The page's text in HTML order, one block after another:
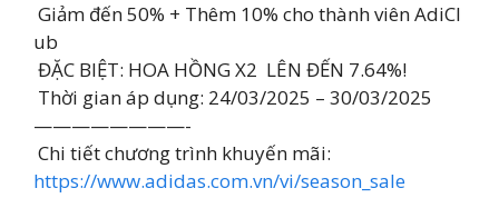
Giảm đến 50% + Thêm 10% cho thành viên AdiCl
ub
ĐẶC BIỆT: HOA HỒNG X2 LÊN ĐẾN 7.64%!
Thời gian áp dụng: 24/03/2025 – 30/03/2025
————————-
Chi tiết chương trình khuyến mãi:
https://www.adidas.com.vn/vi/season_sale